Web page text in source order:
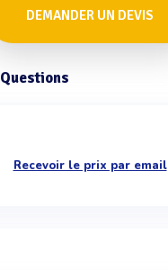
DEMANDER UN DEVIS
Questions
Recevoir le prix par email